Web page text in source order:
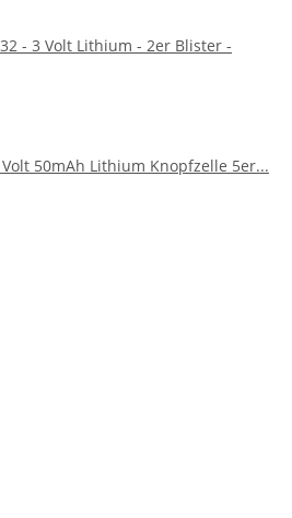
- 3 Volt Lithium - 2er Blister -